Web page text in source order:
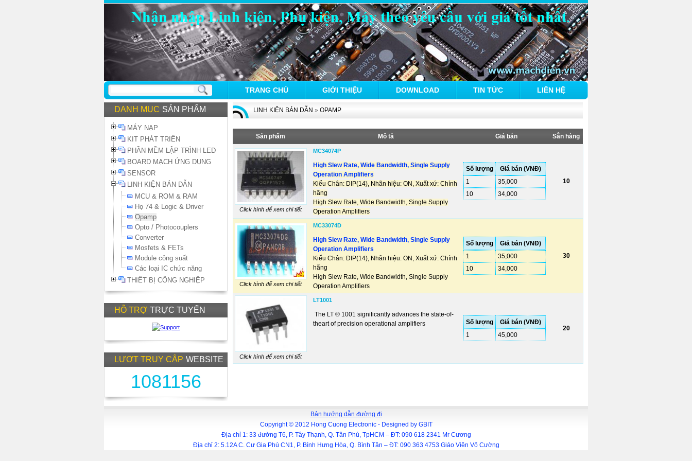
TRANG CHỦ GIỚI THIỆU DOWNLOAD TIN TỨC LIÊN HỆ
DANH MỤC SẢN PHẨM
MÁY NẠP
KIT PHÁT TRIỂN
PHẦN MỀM LẬP TRÌNH LED
BOARD MẠCH ỨNG DỤNG
SENSOR
LINH KIỆN BÁN DẪN
MCU & ROM & RAM
Họ 74 & Logic & Driver
Opamp
Opto / Photocouplers
Converter
Mosfets & FETs
Module công suất
Các loại IC chức năng
THIẾT BỊ CÔNG NGHIỆP
HỖ TRỢ TRỰC TUYẾN
LƯỢT TRUY CẬP WEBSITE
1081156
LINH KIỆN BÁN DẪN » OPAMP
Sản phẩm Mô tả Giá bán Sẳn hàng
Click hình để xem chi tiết
MC34074P
High Slew Rate, Wide Bandwidth, Single Supply
Operation Amplifiers
Kiểu Chân: DIP(14), Nhãn hiệu: ON, Xuất xứ: Chính
hãng
High Slew Rate, Wide Bandwidth, Single Supply
Operation Amplifiers
Số lượng
Giá bán (VNĐ)
1
35,000
10
34,000
10
Click hình để xem chi tiết
MC33074D
High Slew Rate, Wide Bandwidth, Single Supply
Operation Amplifiers
Kiểu Chân: DIP(14), Nhãn hiệu: ON, Xuất xứ: Chính
hãng
High Slew Rate, Wide Bandwidth, Single Supply
Operation Amplifiers
Số lượng
Giá bán (VNĐ)
1
35,000
10
34,000
30
Click hình để xem chi tiết
LT1001
The LT ® 1001 significantly advances the state-of-
theart of precision operational amplifiers
Số lượng
Giá bán (VNĐ)
1
45,000
20
Bản hướng dẫn đường đi
Copyright © 2012 Hong Cuong Electronic - Designed by GBIT
Địa chỉ 1: 33 đường T6, P. Tây Thạnh, Q. Tân Phú, TpHCM – ĐT: 090 618 2341 Mr Cương
Địa chỉ 2: 5.12A C. Cư Gia Phú CN1, P. Bình Hưng Hòa, Q. Bình Tân – ĐT: 090 363 4753 Giáo Viên Võ Cường